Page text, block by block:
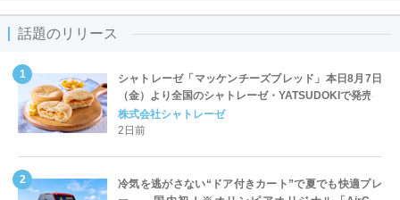
話題のリリース
シャトレーゼ「マッケンチーズブレッド」本日8月7日
（金）より全国のシャトレーゼ・YATSUDOKIで発売
株式会社シャトレーゼ
2日前
冷気を逃がさない“ドア付きカート”で夏でも快適プレ